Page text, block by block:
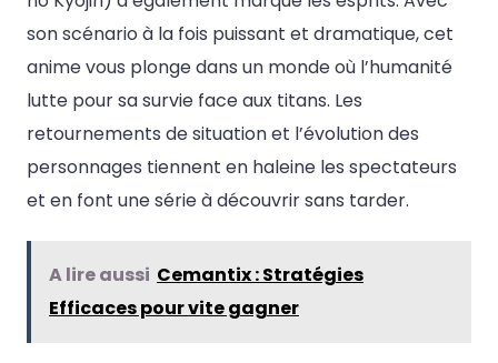
son scénario à la fois puissant et dramatique, cet
anime vous plonge dans un monde où l’humanité
lutte pour sa survie face aux titans. Les
retournements de situation et l’évolution des
personnages tiennent en haleine les spectateurs
et en font une série à découvrir sans tarder.
A lire aussi Cemantix : Stratégies
Efficaces pour vite gagner